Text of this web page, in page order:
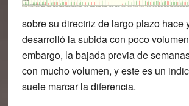
sobre su directriz de largo plazo hace
desarrolló la subida con poco
embargo, la bajada previa de
con mucho volumen, y este es un
suele marcar la diferencia.